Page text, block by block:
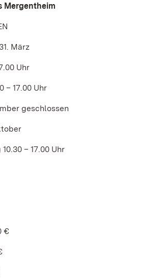
Mergentheim
März
Uhr
– 17.00 Uhr
geschlossen
– 17.00 Uhr
€